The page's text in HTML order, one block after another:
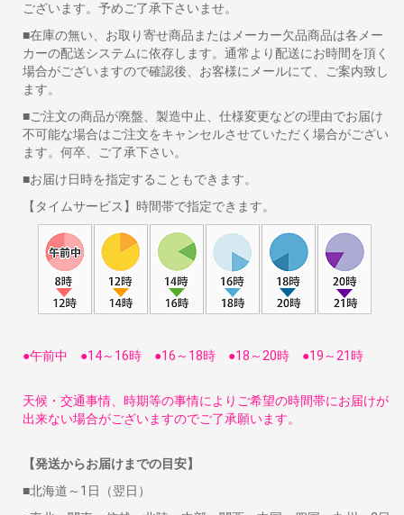
ございます。予めご了承下さいませ。
■在庫の無い、お取り寄せ商品またはメーカー欠品商品は各メー
カーの配送システムに依存します。通常より配送にお時間を頂く
場合がございますので確認後、お客様にメールにて、ご案内致し
ます。
■ご注文の商品が廃盤、製造中止、仕様変更などの理由でお届け
不可能な場合はご注文をキャンセルさせていただく場合がござい
ます。何卒、ご了承下さい。
■お届け日時を指定することもできます。
【タイムサービス】時間帯で指定できます。
●午前中 ●14～16時 ●16～18時 ●18～20時 ●19～21時
天候・交通事情、時期等の事情によりご希望の時間帯にお届けが
出来ない場合がございますのでご了承願います。
【発送からお届けまでの目安】
■北海道～1日（翌日）